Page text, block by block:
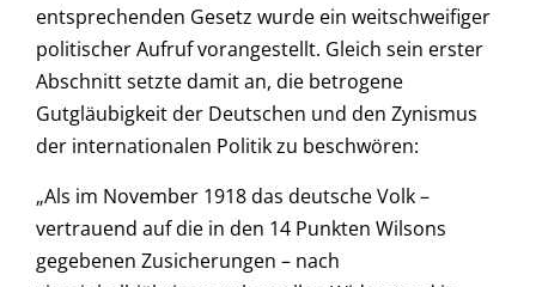
entsprechenden Gesetz wurde ein weitschweifiger
politischer Aufruf vorangestellt. Gleich sein erster
Abschnitt setzte damit an, die betrogene
Gutgläubigkeit der Deutschen und den Zynismus
der internationalen Politik zu beschwören:
„Als im November 1918 das deutsche Volk –
vertrauend auf die in den 14 Punkten Wilsons
gegebenen Zusicherungen – nach